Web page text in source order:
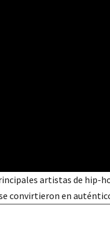
artistas de hip-
se convirtieron en